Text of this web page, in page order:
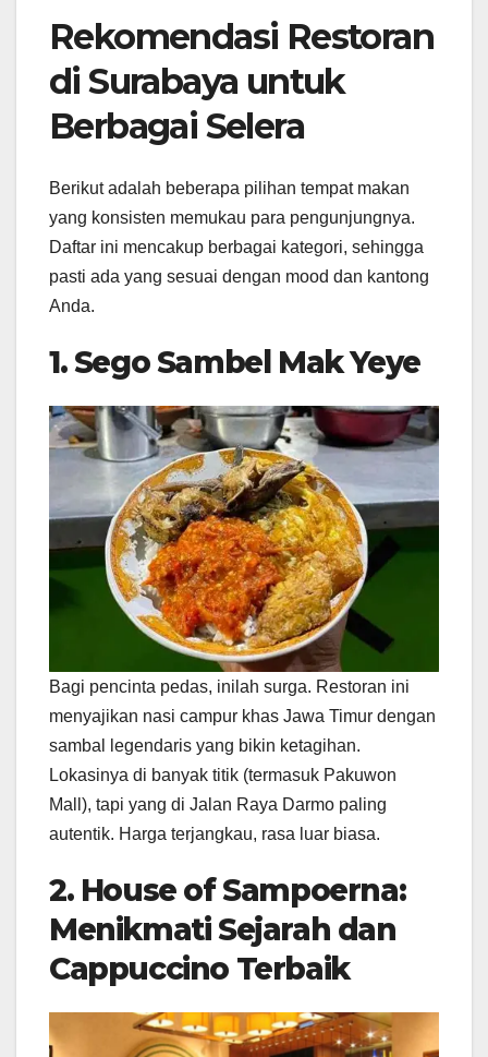
Rekomendasi Restoran
di Surabaya untuk
Berbagai Selera
Berikut adalah beberapa pilihan tempat makan
yang konsisten memukau para pengunjungnya.
Daftar ini mencakup berbagai kategori, sehingga
pasti ada yang sesuai dengan mood dan kantong
Anda.
1.Sego Sambel Mak Yeye
Bagi pencinta pedas, inilah surga. Restoran ini
menyajikan nasi campur khas Jawa Timur dengan
sambal legendaris yang bikin ketagihan.
Lokasinya di banyak titik (termasuk Pakuwon
Mall), tapi yang di Jalan Raya Darmo paling
autentik. Harga terjangkau, rasa luar biasa.
2. House of Sampoerna:
Menikmati Sejarah dan
Cappuccino Terbaik